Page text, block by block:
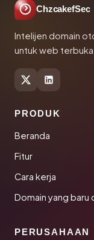
ChzcakefSec
Intelijen domain
untuk web terbuka.
PRODUK
Beranda
Fitur
Cara kerja
Domain yang baru
PERUSAHAAN